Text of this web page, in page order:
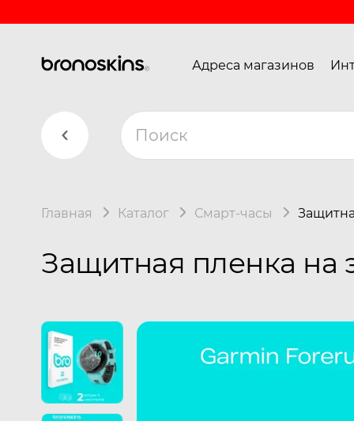
Адреса магазинов
Главная Каталог Смарт-часы
Защитная пленка на